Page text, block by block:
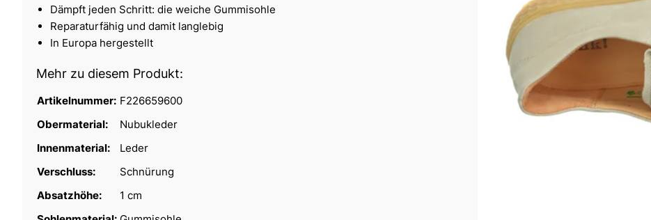
Dämpft jeden Schritt: die weiche Gummisohle
Reparaturfähig und damit langlebig
In Europa hergestellt
Mehr zu diesem Produkt:
Artikelnummer: F226659600
Obermaterial:
Nubukleder
Innenmaterial:
Leder
Verschluss:
Schnürung
Absatzhöhe:
1 cm